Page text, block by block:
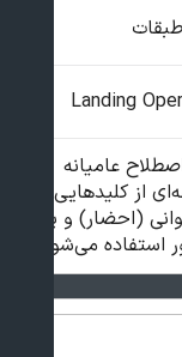
Landing
عامیانه
از کلیدهایی
(احضار) و یا
استفاده می‌شود.